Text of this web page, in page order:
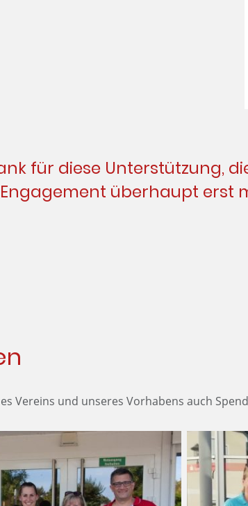
für diese Unterstützung,
Engagement überhaupt erst
Vereins und unseres Vorhabens auch